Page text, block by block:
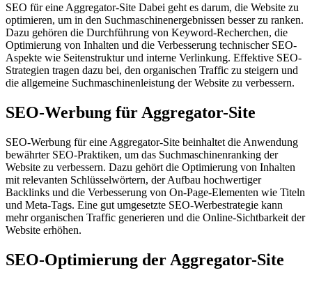
SEO für eine Aggregator-Site Dabei geht es darum, die Website zu
optimieren, um in den Suchmaschinenergebnissen besser zu ranken.
Dazu gehören die Durchführung von Keyword-Recherchen, die
Optimierung von Inhalten und die Verbesserung technischer SEO-
Aspekte wie Seitenstruktur und interne Verlinkung. Effektive SEO-
Strategien tragen dazu bei, den organischen Traffic zu steigern und
die allgemeine Suchmaschinenleistung der Website zu verbessern.
SEO-Werbung für Aggregator-Site
SEO-Werbung für eine Aggregator-Site beinhaltet die Anwendung
bewährter SEO-Praktiken, um das Suchmaschinenranking der
Website zu verbessern. Dazu gehört die Optimierung von Inhalten
mit relevanten Schlüsselwörtern, der Aufbau hochwertiger
Backlinks und die Verbesserung von On-Page-Elementen wie Titeln
und Meta-Tags. Eine gut umgesetzte SEO-Werbestrategie kann
mehr organischen Traffic generieren und die Online-Sichtbarkeit der
Website erhöhen.
SEO-Optimierung der Aggregator-Site